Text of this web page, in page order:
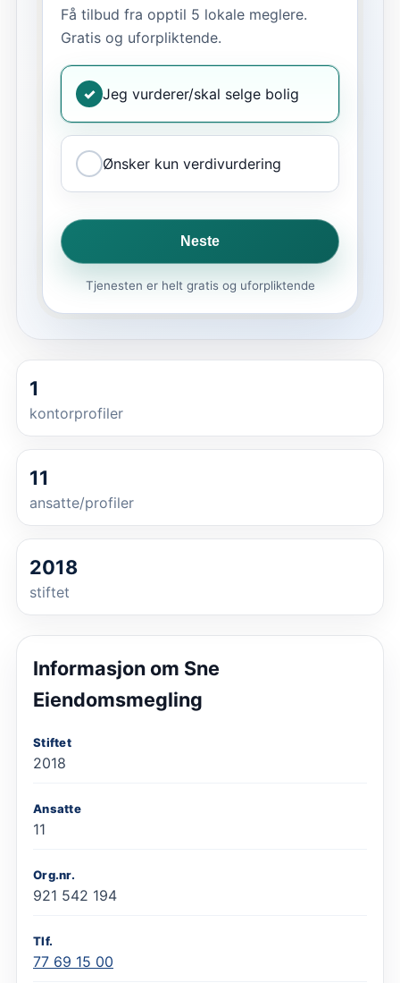
Få tilbud fra opptil 5 lokale meglere.
Gratis og uforpliktende.
✓ Jeg vurderer/skal selge bolig
Ønsker kun verdivurdering
Neste
Tjenesten er helt gratis og uforpliktende
1
kontorprofiler
11
ansatte/profiler
2018
stiftet
Informasjon om Sne
Eiendomsmegling
Stiftet
2018
Ansatte
11
Org.nr.
921 542 194
Tlf.
77 69 15 00